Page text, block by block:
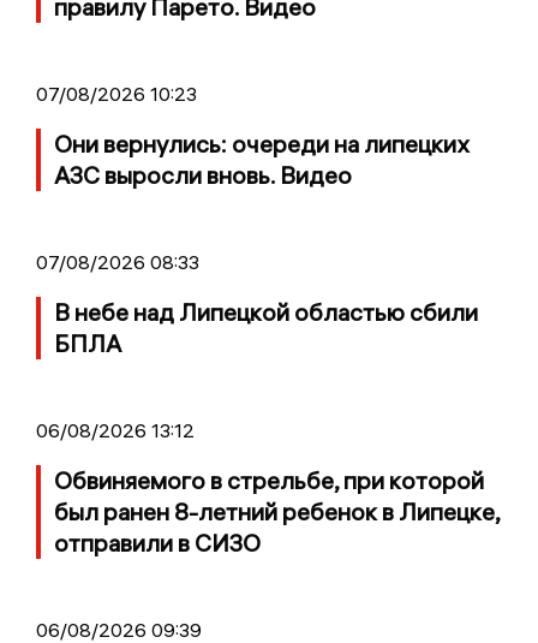
правилу Парето. Видео
07/08/2026 10:23
Они вернулись: очереди на липецких
АЗС выросли вновь. Видео
07/08/2026 08:33
В небе над Липецкой областью сбили
БПЛА
06/08/2026 13:12
Обвиняемого в стрельбе, при которой
был ранен 8-летний ребенок в Липецке,
отправили в СИЗО
06/08/2026 09:39